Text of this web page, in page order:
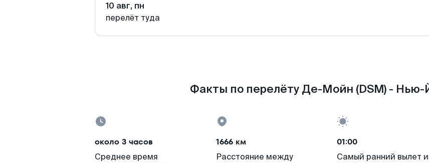
10 авг, пн
перелёт туда
Факты по перелёту Де-Мойн (DSM) - Нью-
около 3 часов
Среднее время
1666 км
Расстояние между
01:00
Самый ранний вылет